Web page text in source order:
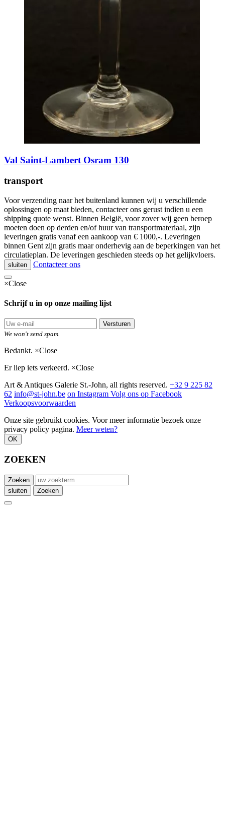
Val Saint-Lambert Osram 130
transport
Voor verzending naar het buitenland kunnen wij u verschillende
oplossingen op maat bieden, contacteer ons gerust indien u een
shipping quote wenst. Binnen België, voor zover wij geen beroep
moeten doen op derden en/of huur van transportmateriaal, zijn
leveringen gratis vanaf een aankoop van € 1000,-. Leveringen
binnen Gent zijn gratis maar onderhevig aan de beperkingen van het
circulatieplan. De leveringen geschieden steeds op het gelijkvloers.
sluiten Contacteer ons
×Close
Schrijf u in op onze mailing lijst
Versturen
We won't send spam.
Bedankt. ×Close
Er liep iets verkeerd. ×Close
Art & Antiques Galerie St.-John, all rights reserved. +32 9 225 82
62 info@st-john.be on Instagram Volg ons op Facebook
Verkoopsvoorwaarden
Onze site gebruikt cookies. Voor meer informatie bezoek onze
privacy policy pagina. Meer weten?
OK
ZOEKEN
Zoeken
sluiten
Zoeken